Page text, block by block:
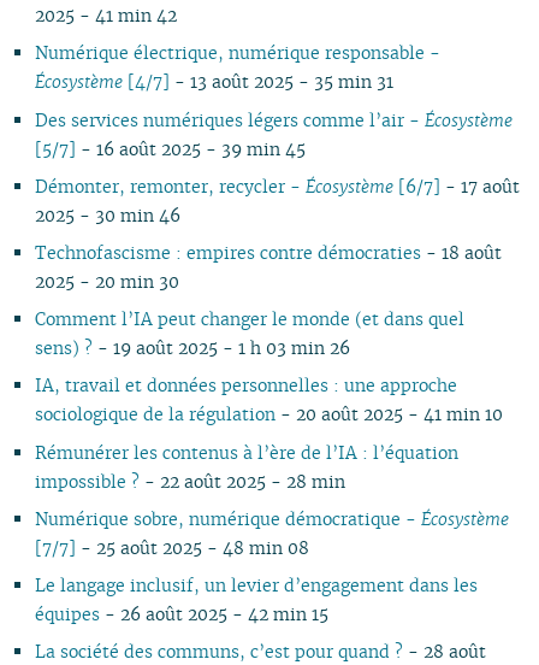
01
01
02
01
2025 - 41 min 42
Numérique électrique, numérique responsable -
Écosystème[4/7] - 13 août 2025 - 35 min 31
Des services numériques légers comme l’air - Écosystème
[5/7] - 16 août 2025 - 39 min 45
Démonter, remonter, recycler - Écosystème[6/7] - 17 août
2025 - 30 min 46
Technofascisme : empires contre démocraties- 18 août
2025 - 20 min 30
Comment l’IA peut changer le monde (et dans quel
sens) ? - 19 août 2025 - 1 h 03 min 26
IA, travail et données personnelles : une approche
sociologique de la régulation - 20 août 2025 - 41 min 10
Rémunérer les contenus à l’ère de l’IA : l’équation
impossible ? - 22 août 2025 - 28 min
Numérique sobre, numérique démocratique - Écosystème
[7/7] - 25 août 2025 - 48 min 08
Le langage inclusif, un levier d’engagement dans les
équipes - 26 août 2025 - 42 min 15
La société des communs, c’est pour quand ? - 28 août